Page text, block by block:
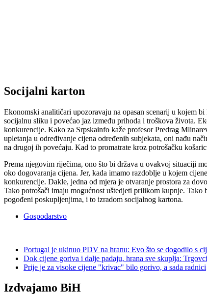
Socijalni karton
Ekonomski analitičari upozoravaju na opasan scenarij u kojem
socijalnu sliku i povećao jaz između prihoda i troškova života.
konkurencije. Kako za Srpskainfo kaže profesor Predrag
upletanja u određivanje cijena određenih subjekata, oni nađu
na drugoj ih povećaju. Kad to promatrate kroz potrošačku
Prema njegovim riječima, ono što bi država u ovakvoj situaciji
oko dogovaranja cijena. Jer, kada imamo razdoblje u kojem
konkurencije. Dakle, jedna od mjera je otvaranje prostora za
Tako potrošači imaju mogućnost uštedjeti prilikom kupnje.
pogođeni poskupljenjima, i to izradom socijalnog kartona.
Gospodarstvo
Portugal je ukinuo PDV na hranu: Evo što se dogodilo s
Dok cijene goriva i dalje padaju, hrana sve skuplja:
Prije je za visoke cijene "krivac" bilo gorivo, a sada radnici
Izdvajamo BiH